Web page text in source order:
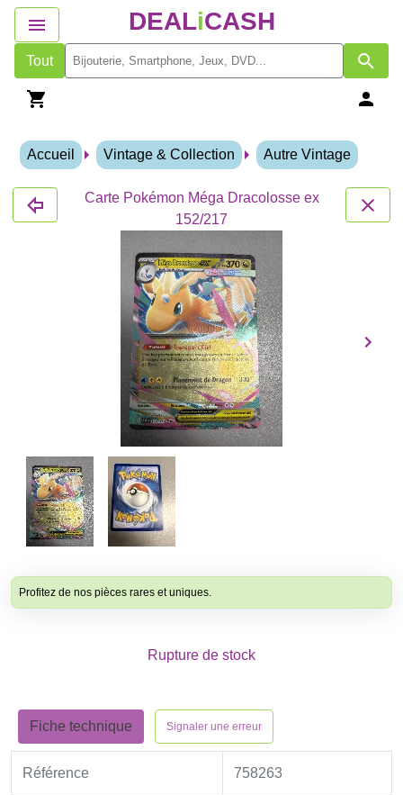
DEALiCASH
Tout
Accueil Vintage & Collection Autre Vintage
Carte Pokémon Méga Dracolosse ex
152/217
Profitez de nos pièces rares et uniques.
Rupture de stock
Fiche technique Signaler une erreur
Référence 758263